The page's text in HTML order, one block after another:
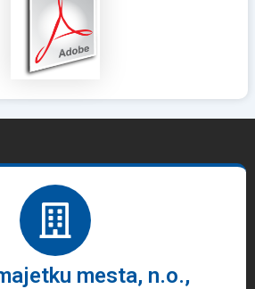
mesta, n.o.,